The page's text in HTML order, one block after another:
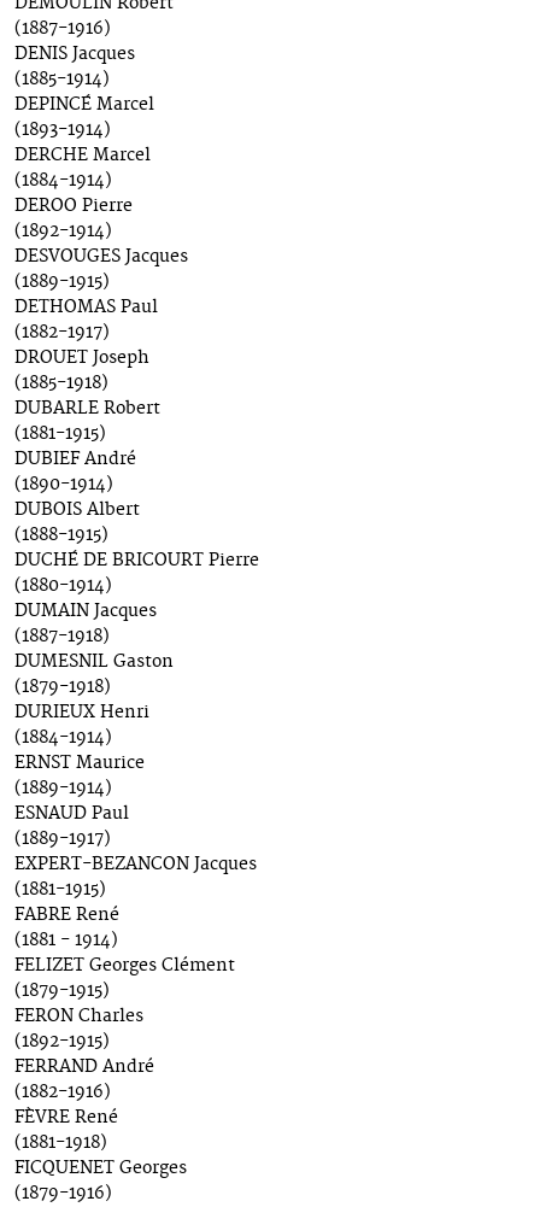
(1887-1916)
DENIS Jacques
(1885-1914)
DEPINCÉ Marcel
(1893-1914)
DERCHE Marcel
(1884-1914)
DEROO Pierre
(1892-1914)
DESVOUGES Jacques
(1889-1915)
DETHOMAS Paul
(1882-1917)
DROUET Joseph
(1885-1918)
DUBARLE Robert
(1881-1915)
DUBIEF André
(1890-1914)
DUBOIS Albert
(1888-1915)
DUCHÉ DE BRICOURT Pierre
(1880-1914)
DUMAIN Jacques
(1887-1918)
DUMESNIL Gaston
(1879-1918)
DURIEUX Henri
(1884-1914)
ERNST Maurice
(1889-1914)
ESNAUD Paul
(1889-1917)
EXPERT-BEZANCON Jacques
(1881-1915)
FABRE René
(1881 - 1914)
FELIZET Georges Clément
(1879-1915)
FERON Charles
(1892-1915)
FERRAND André
(1882-1916)
FÈVRE René
(1881-1918)
FICQUENET Georges
(1879-1916)